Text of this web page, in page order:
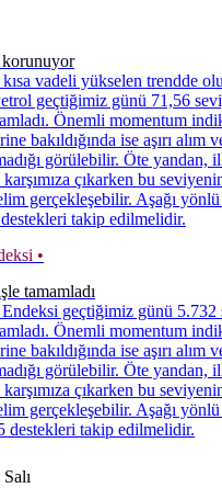
vadeli yükselen trendde
geçtiğimiz günü 71,56
Önemli momentum
bakıldığında ise aşırı alım
görülebilir. Öte yandan,
çıkarken bu
gerçekleşebilir. Aşağı
takip edilmelidir.
•
tamamladı
geçtiğimiz günü 5.732
Önemli momentum
bakıldığında ise aşırı alım
görülebilir. Öte yandan,
çıkarken bu
gerçekleşebilir. Aşağı
destekleri takip edilmelidir.
Salı